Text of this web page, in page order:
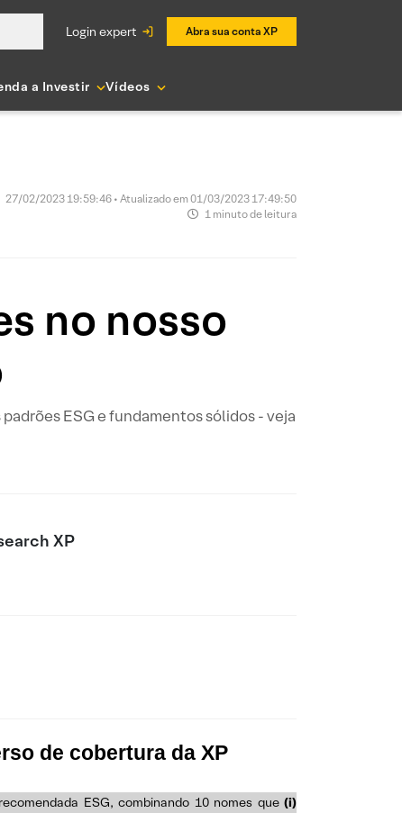
login expert Abra sua conta XP
a Investir Vídeos
27/02/2023 19:59:46 • Atualizado em 01/03/2023 17:49:50
1 minuto de leitura
no nosso
ESG e fundamentos sólidos - veja
XP
de cobertura da XP
ESG, combinando 10 nomes que (i)